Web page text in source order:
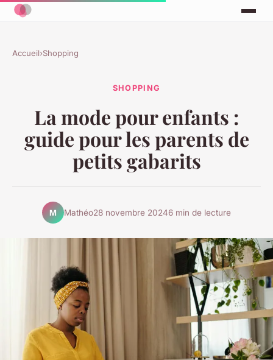
Accueil›Shopping
SHOPPING
La mode pour enfants :
guide pour les parents de
petits gabarits
M Mathéo28 novembre 20246 min de lecture